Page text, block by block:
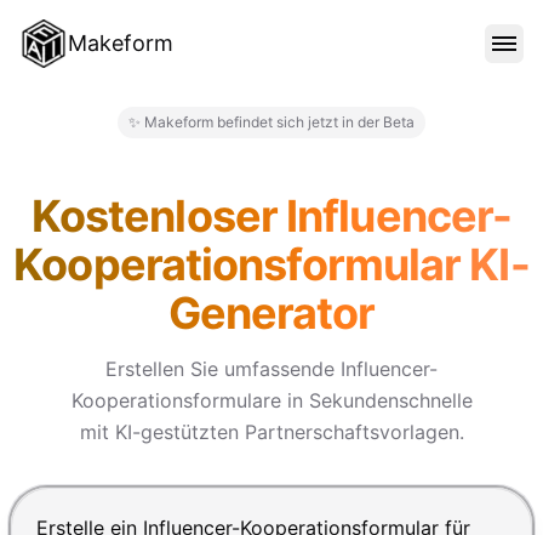
Makeform
BLOG
PREISE
✨ Makeform befindet sich jetzt in der Beta
Kostenloser Influencer-
Kooperationsformular KI-
Generator
Erstellen Sie umfassende Influencer-
Kooperationsformulare in Sekundenschnelle
mit KI-gestützten Partnerschaftsvorlagen.
Drücke Enter zum Absenden, Shift+Enter für einen